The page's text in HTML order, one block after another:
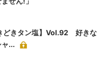
どきタン塩】Vol.92 好きな
...